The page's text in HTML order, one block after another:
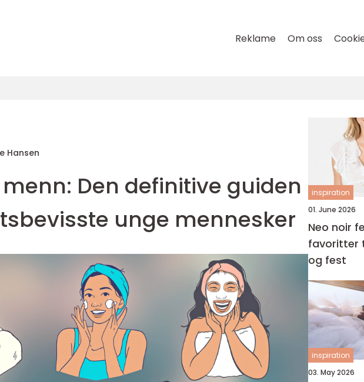
Reklame Om oss
Hansen
Den definitive guiden
unge mennesker
inspiration
01. June 2026
Neo noir feminine
favoritter
og fest
inspiration
03. May 2026